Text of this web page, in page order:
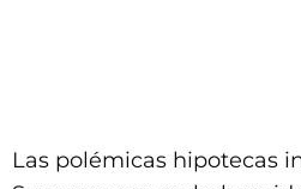
Las polémicas hipotecas